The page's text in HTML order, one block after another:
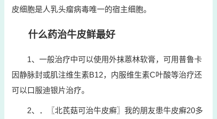
皮细胞是人乳头瘤病毒唯一的宿主细胞。
什么药治牛皮鲜最好
1、一般治疗中可以使用外抹蒽林软膏，可用普鲁卡
因静脉封或肌注维生素B12，内服维生素C叶酸等治疗还
可以口服迪银片治疗。
2、．〖北芪菇可治牛皮癣〗我的朋友患牛皮癣20多